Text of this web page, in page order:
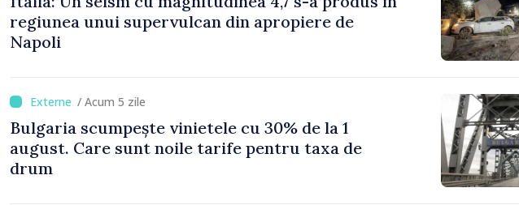
regiunea unui supervulcan din apropiere de
Napoli
/ Acum 5 zile
Bulgaria scumpește vinietele cu 30% de la 1
august. Care sunt noile tarife pentru taxa de
drum